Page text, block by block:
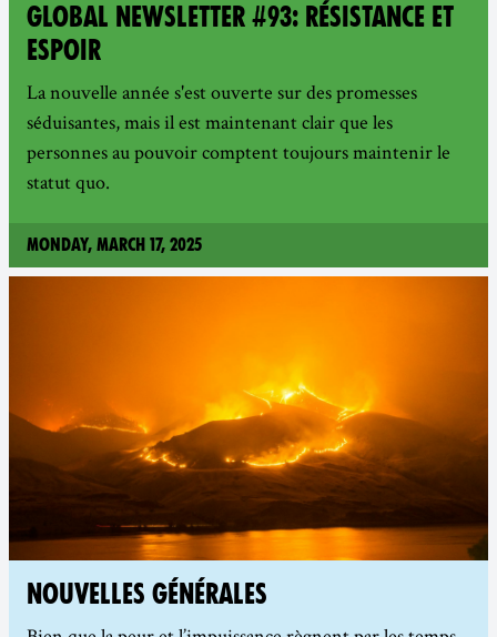
GLOBAL NEWSLETTER #93: RÉSISTANCE ET
ESPOIR
La nouvelle année s'est ouverte sur des promesses
séduisantes, mais il est maintenant clair que les
personnes au pouvoir comptent toujours maintenir le
statut quo.
Monday, March 17, 2025
NOUVELLES GÉNÉRALES